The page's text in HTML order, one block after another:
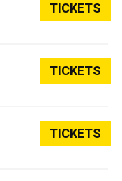
TICKETS
TICKETS
TICKETS